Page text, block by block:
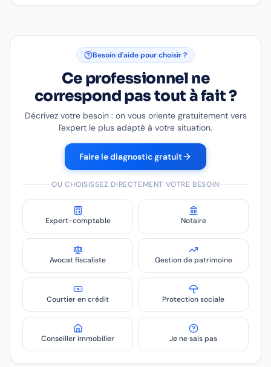
Besoin d'aide pour choisir ?
Ce professionnel ne
correspond pas tout à fait ?
Décrivez votre besoin : on vous oriente gratuitement vers
l'expert le plus adapté à votre situation.
Faire le diagnostic gratuit
OU CHOISISSEZ DIRECTEMENT VOTRE BESOIN
Expert-comptable Notaire
Avocat fiscaliste Gestion de patrimoine
Courtier en crédit Protection sociale
Conseiller immobilier Je ne sais pas